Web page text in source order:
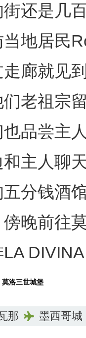
还是几
地居民
走廊就见
们老祖宗
品尝主
和主人聊
分钱酒
晚前往
莫洛三世城堡
那 墨西哥城